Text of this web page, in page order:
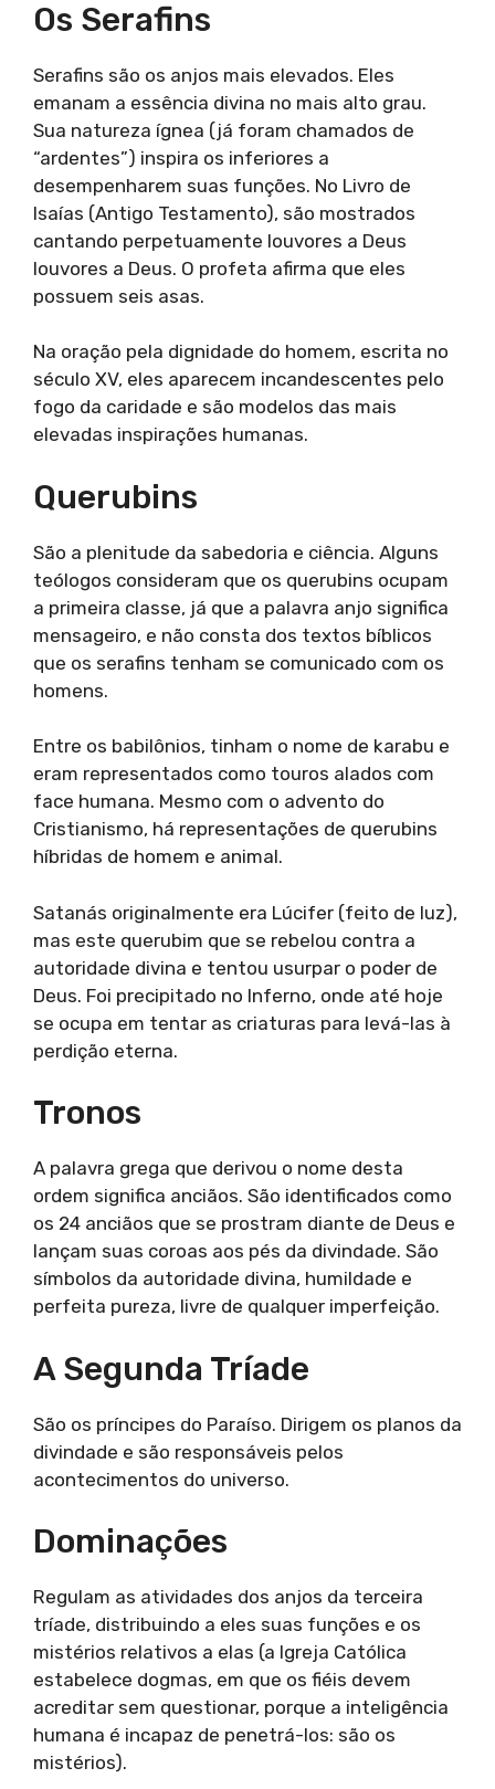
Os Serafins
Serafins são os anjos mais elevados. Eles
emanam a essência divina no mais alto grau.
Sua natureza ígnea (já foram chamados de
“ardentes”) inspira os inferiores a
desempenharem suas funções. No Livro de
Isaías (Antigo Testamento), são mostrados
cantando perpetuamente louvores a Deus
louvores a Deus. O profeta afirma que eles
possuem seis asas.
Na oração pela dignidade do homem, escrita no
século XV, eles aparecem incandescentes pelo
fogo da caridade e são modelos das mais
elevadas inspirações humanas.
Querubins
São a plenitude da sabedoria e ciência. Alguns
teólogos consideram que os querubins ocupam
a primeira classe, já que a palavra anjo significa
mensageiro, e não consta dos textos bíblicos
que os serafins tenham se comunicado com os
homens.
Entre os babilônios, tinham o nome de karabu e
eram representados como touros alados com
face humana. Mesmo com o advento do
Cristianismo, há representações de querubins
híbridas de homem e animal.
Satanás originalmente era Lúcifer (feito de luz),
mas este querubim que se rebelou contra a
autoridade divina e tentou usurpar o poder de
Deus. Foi precipitado no Inferno, onde até hoje
se ocupa em tentar as criaturas para levá-las à
perdição eterna.
Tronos
A palavra grega que derivou o nome desta
ordem significa anciãos. São identificados como
os 24 anciãos que se prostram diante de Deus e
lançam suas coroas aos pés da divindade. São
símbolos da autoridade divina, humildade e
perfeita pureza, livre de qualquer imperfeição.
A Segunda Tríade
São os príncipes do Paraíso. Dirigem os planos da
divindade e são responsáveis pelos
acontecimentos do universo.
Dominações
Regulam as atividades dos anjos da terceira
tríade, distribuindo a eles suas funções e os
mistérios relativos a elas (a Igreja Católica
estabelece dogmas, em que os fiéis devem
acreditar sem questionar, porque a inteligência
humana é incapaz de penetrá-los: são os
mistérios).